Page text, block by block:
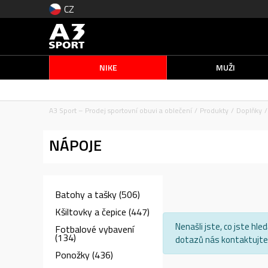
CZ
NIKE MUŽI
A3 Sport – Prodej sportovní obuvi a oblečení
Produkty Doplňky
NÁPOJE
Batohy a tašky(506)
Kšiltovky a čepice (447)
Fotbalové vybavení
(134)
Ponožky(436)
Nenašli jste, co jste
dotazů nás kontaktujte